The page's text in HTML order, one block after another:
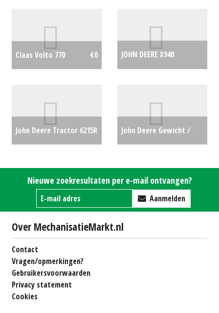
Claas Volto 770 €0
JOHN DEERE X940
John Deere Tractor 6215R
John Deere Gewicht /
wielgewichten 10 gaats
(MM) #690658
Nieuwe zoekresultaten per e-mail ontvangen?
Aanmelden
Over MechanisatieMarkt.nl
Contact
Vragen/opmerkingen?
Gebruikersvoorwaarden
Privacy statement
Cookies